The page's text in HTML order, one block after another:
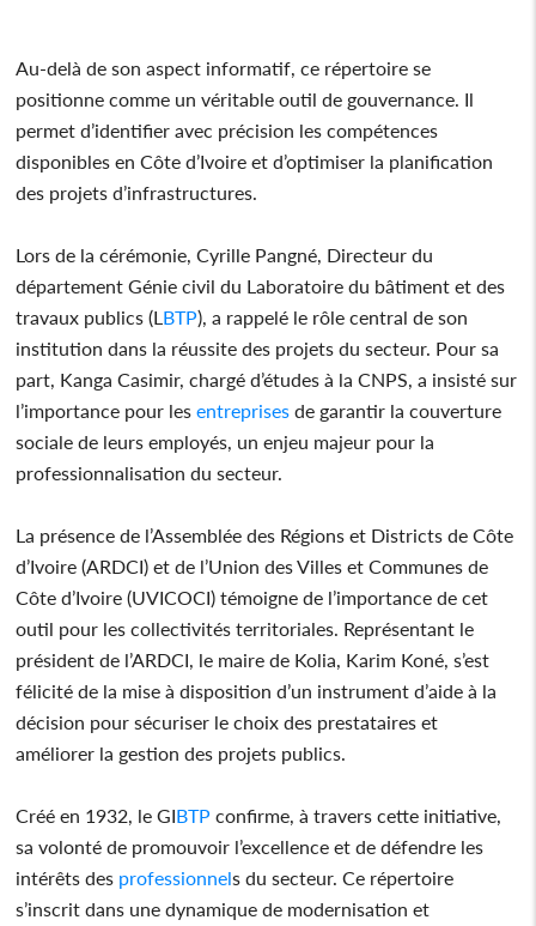
Au-delà de son aspect informatif, ce répertoire se
positionne comme un véritable outil de gouvernance. Il
permet d’identifier avec précision les compétences
disponibles en Côte d’Ivoire et d’optimiser la planification
des projets d’infrastructures.
Lors de la cérémonie, Cyrille Pangné, Directeur du
département Génie civil du Laboratoire du bâtiment et des
travaux publics (L BTP), a rappelé le rôle central de son
institution dans la réussite des projets du secteur. Pour sa
part, Kanga Casimir, chargé d’études à la CNPS, a insisté sur
l’importance pour les entreprises de garantir la couverture
sociale de leurs employés, un enjeu majeur pour la
professionnalisation du secteur.
La présence de l’Assemblée des Régions et Districts de Côte
d’Ivoire (ARDCI) et de l’Union des Villes et Communes de
Côte d’Ivoire (UVICOCI) témoigne de l’importance de cet
outil pour les collectivités territoriales. Représentant le
président de l’ARDCI, le maire de Kolia, Karim Koné, s’est
félicité de la mise à disposition d’un instrument d’aide à la
décision pour sécuriser le choix des prestataires et
améliorer la gestion des projets publics.
Créé en 1932, le GIBTP confirme, à travers cette initiative,
sa volonté de promouvoir l’excellence et de défendre les
intérêts des professionnels du secteur. Ce répertoire
s’inscrit dans une dynamique de modernisation et